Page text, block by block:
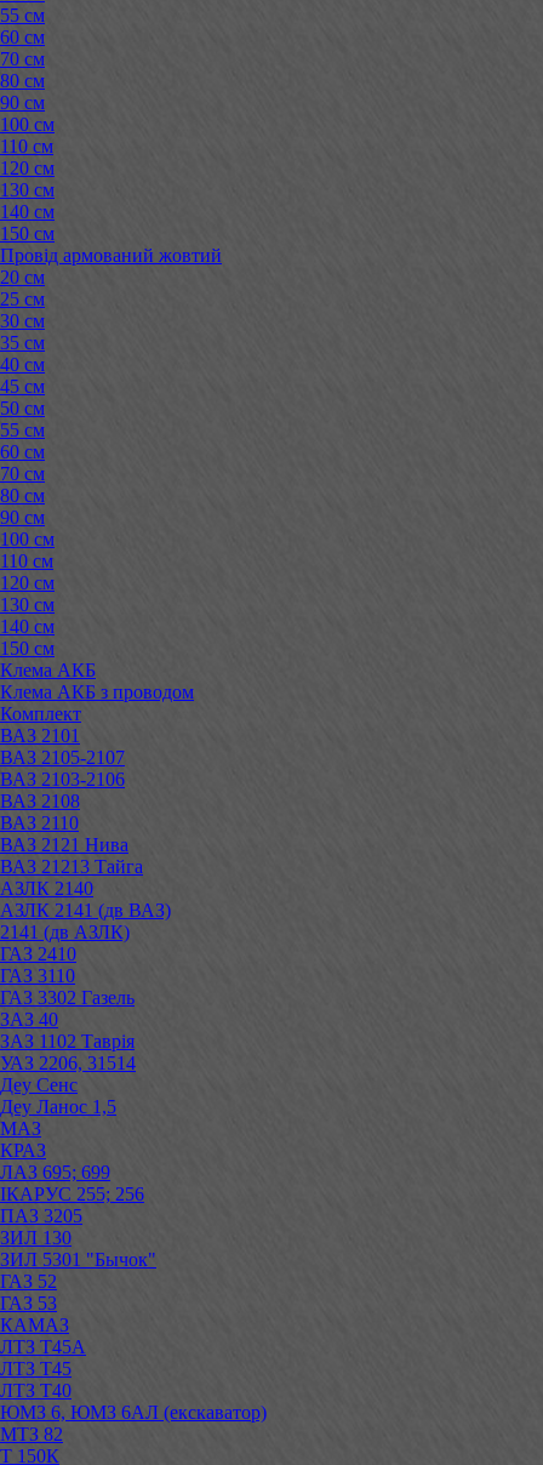
55 см
60 см
70 см
80 см
90 см
100 см
110 см
120 см
130 см
140 см
150 см
Провід армований жовтий
20 см
25 см
30 см
35 см
40 см
45 см
50 см
55 см
60 см
70 см
80 см
90 см
100 см
110 см
120 см
130 см
140 см
150 см
Клема АКБ
Клема АКБ з проводом
Комплект
ВАЗ 2101
ВАЗ 2105-2107
ВАЗ 2103-2106
ВАЗ 2108
ВАЗ 2110
ВАЗ 2121 Нива
ВАЗ 21213 Тайга
АЗЛК 2140
АЗЛК 2141 (дв ВАЗ)
2141 (дв АЗЛК)
ГАЗ 2410
ГАЗ 3110
ГАЗ 3302 Газель
ЗАЗ 40
ЗАЗ 1102 Таврія
УАЗ 2206, 31514
Деу Сенс
Деу Ланос 1,5
МАЗ
КРАЗ
ЛАЗ 695; 699
ІКАРУС 255; 256
ПАЗ 3205
ЗИЛ 130
ЗИЛ 5301 "Бычок"
ГАЗ 52
ГАЗ 53
КАМАЗ
ЛТЗ Т45А
ЛТЗ Т45
ЛТЗ Т40
ЮМЗ 6, ЮМЗ 6АЛ (екскаватор)
МТЗ 82
Т 150К